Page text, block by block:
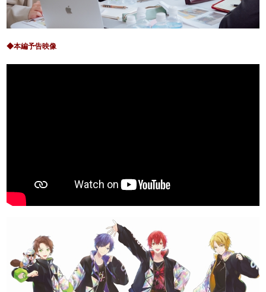
◆本編予告映像